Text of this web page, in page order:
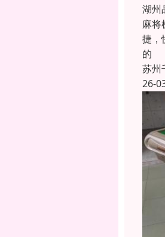
湖州
麻将
捷，
的
苏州
26-